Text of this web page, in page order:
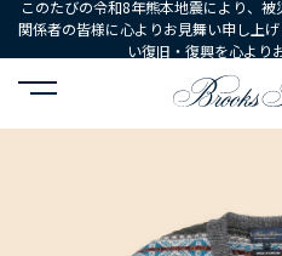
このたびの令和8年熊本地震により、
関係者の皆様に心よりお見舞い申し上
い復旧・復興を心より
HOME ウェア トップ